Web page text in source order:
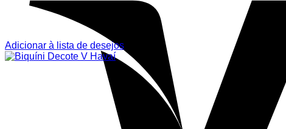
Adicionar à lista de desejos